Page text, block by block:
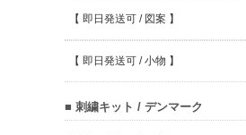
【 即日発送可 / 図案 】
【 即日発送可 / 小物 】
■ 刺繍キット / デンマーク